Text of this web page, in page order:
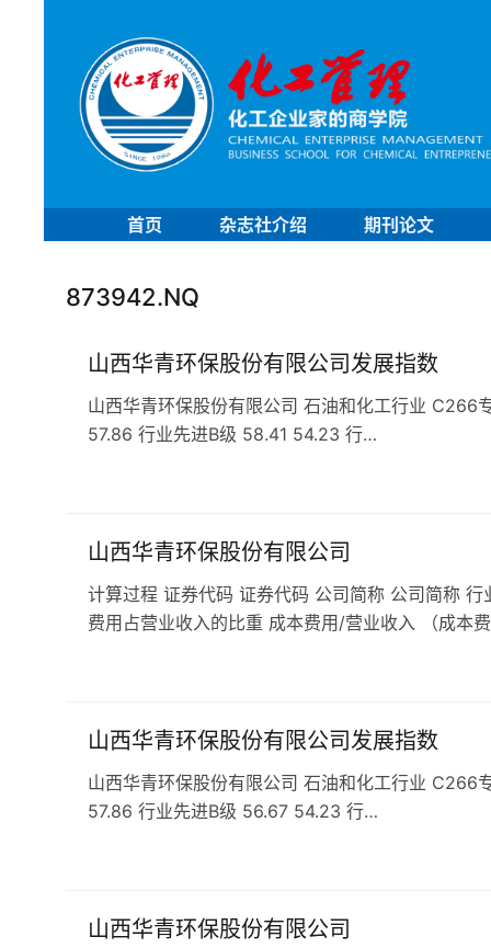
首页 杂志社介绍 期刊论文
873942.NQ
山西华青环保股份有限公司发展指数
山西华青环保股份有限公司 石油和化工行业
57.86 行业先进B级 58.41 54.23 行…
山西华青环保股份有限公司
计算过程 证券代码 证券代码 公司简称 公司简称
费用占营业收入的比重 成本费用/营业收入 （成本
山西华青环保股份有限公司发展指数
山西华青环保股份有限公司 石油和化工行业
57.86 行业先进B级 56.67 54.23 行…
山西华青环保股份有限公司